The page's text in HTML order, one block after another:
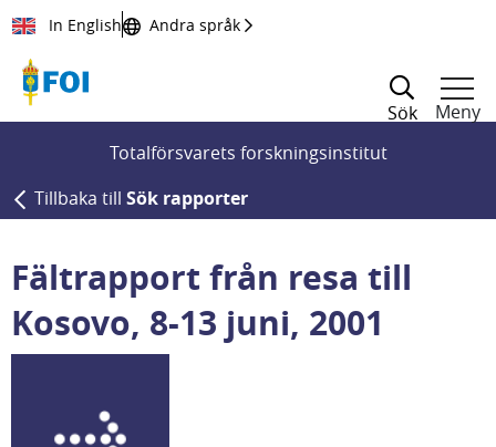
Till innehållet
In English Andra språk
Sök
Meny
Totalförsvarets forskningsinstitut
Tillbaka till Sök rapporter
Fältrapport från resa till
Kosovo, 8-13 juni, 2001